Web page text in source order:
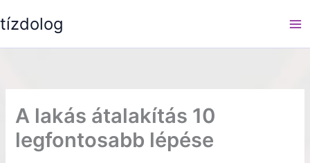
to
tízdolog
A lakás átalakítás 10
legfontosabb lépése